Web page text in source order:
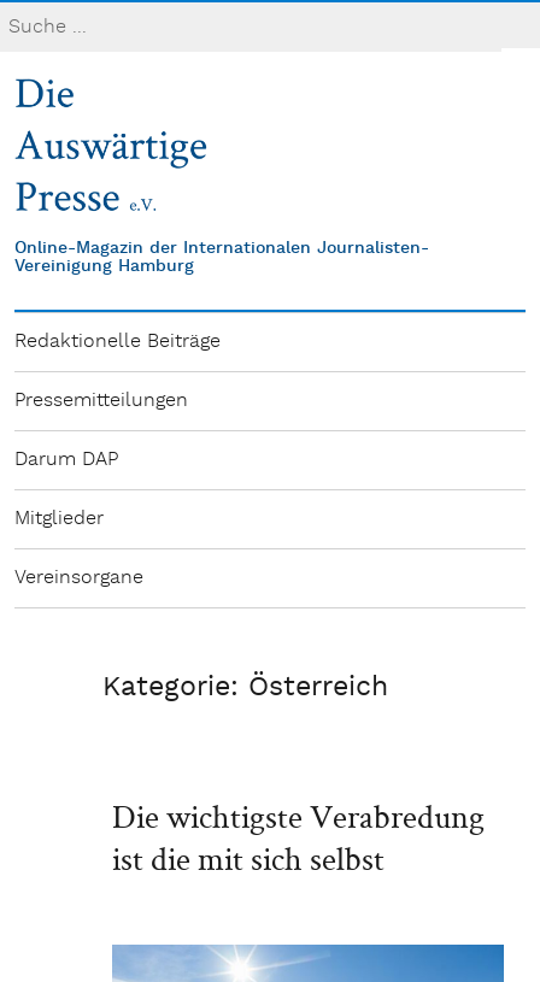
Online-Magazin der Internationalen Journalisten-
Vereinigung Hamburg
Redaktionelle Beiträge
Pressemitteilungen
Darum DAP
Mitglieder
Vereinsorgane
Kategorie: Österreich
Die wichtigste Verabredung
ist die mit sich selbst